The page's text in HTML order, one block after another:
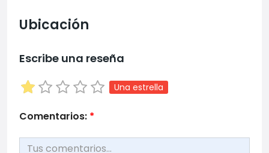
Ubicación
Escribe una reseña
Una estrella
Comentarios: *